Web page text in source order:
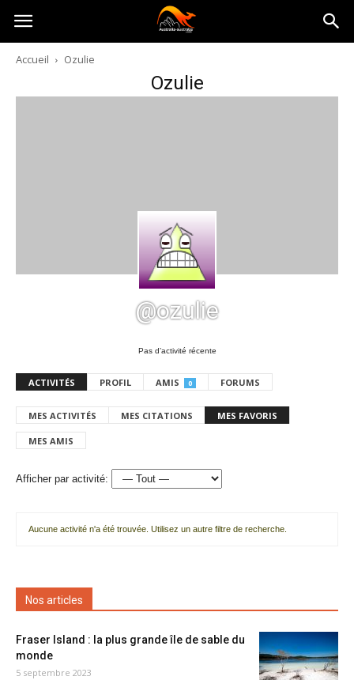
Australia-
australie.com
Accueil Ozulie
Ozulie
@ozulie
Pas d’activité récente
ACTIVITÉS PROFIL AMIS 0 FORUMS
MES ACTIVITÉS MES CITATIONS MES FAVORIS
MES AMIS
Afficher par activité:
Aucune activité n'a été trouvée. Utilisez un autre filtre de recherche.
Nos articles
Fraser Island : la plus grande île de sable du
monde
5 septembre 2023